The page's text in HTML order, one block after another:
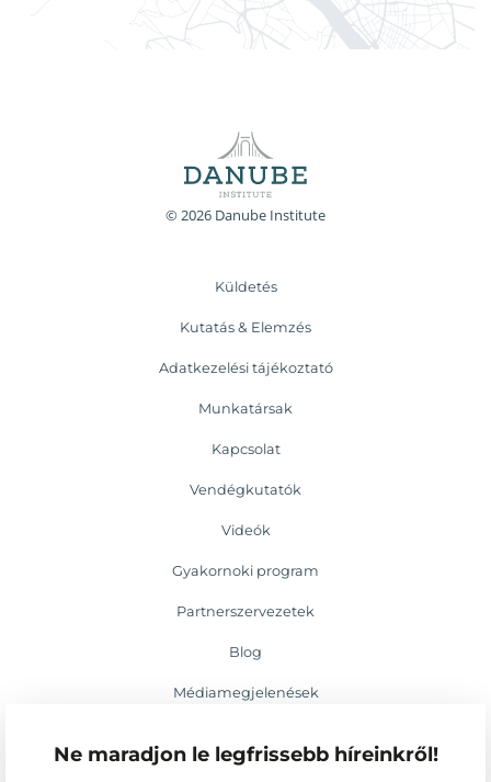
Ne maradjon le legfrissebb híreinkről!
© 2026 Danube Institute
Küldetés
Kutatás & Elemzés
Adatkezelési tájékoztató
Munkatársak
Kapcsolat
Vendégkutatók
Videók
Gyakornoki program
Partnerszervezetek
Blog
Médiamegjelenések